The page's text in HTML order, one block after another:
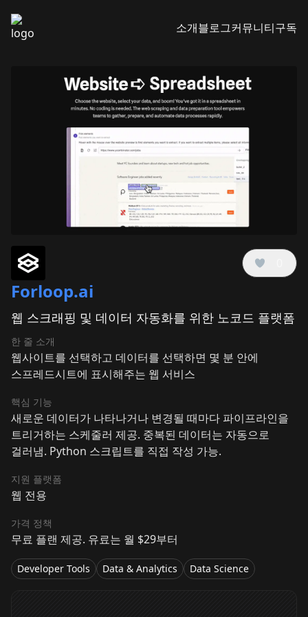
소개블로그커뮤니티구독
Forloop.ai
웹 스크래핑 및 데이터 자동화를 위한 노코드 플랫폼
한 줄 소개
웹사이트를 선택하고 데이터를 선택하면 몇 분 안에
스프레드시트에 표시해주는 웹 서비스
핵심 기능
새로운 데이터가 나타나거나 변경될 때마다 파이프라인을
트리거하는 스케줄러 제공. 중복된 데이터는 자동으로
걸러냄. Python 스크립트를 직접 작성 가능.
지원 플랫폼
웹 전용
가격 정책
무료 플랜 제공. 유료는 월 $29부터
Developer Tools Data & Analytics Data Science